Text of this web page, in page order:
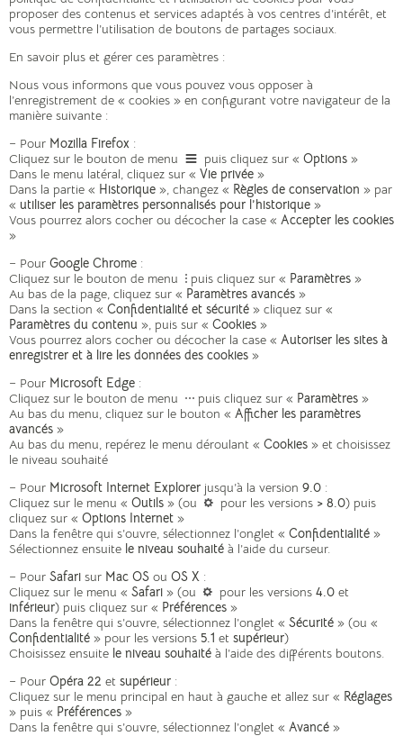
proposer des contenus et services adaptés à vos centres d’intérêt, et
vous permettre l’utilisation de boutons de partages sociaux.
En savoir plus et gérer ces paramètres :
Nous vous informons que vous pouvez vous opposer à
l’enregistrement de « cookies » en configurant votre navigateur de la
manière suivante :
– Pour Mozilla Firefox :
Cliquez sur le bouton de menu
puis cliquez sur « Options »
Dans le menu latéral, cliquez sur « Vie privée »
Dans la partie « Historique », changez « Règles de conservation » par
« utiliser les paramètres personnalisés pour l’historique »
Vous pourrez alors cocher ou décocher la case « Accepter les cookies
»
– Pour Google Chrome :
Cliquez sur le bouton de menu
puis cliquez sur « Paramètres »
Au bas de la page, cliquez sur « Paramètres avancés »
Dans la section « Confidentialité et sécurité » cliquez sur «
Paramètres du contenu », puis sur « Cookies »
Vous pourrez alors cocher ou décocher la case « Autoriser les sites à
enregistrer et à lire les données des cookies »
– Pour Microsoft Edge :
Cliquez sur le bouton de menu
puis cliquez sur « Paramètres »
Au bas du menu, cliquez sur le bouton « Afficher les paramètres
avancés »
Au bas du menu, repérez le menu déroulant « Cookies » et choisissez
le niveau souhaité
– Pour Microsoft Internet Explorer jusqu’à la version 9.0 :
Cliquez sur le menu « Outils » (ou pour les versions > 8.0) puis
cliquez sur « Options Internet »
Dans la fenêtre qui s’ouvre, sélectionnez l’onglet « Confidentialité »
Sélectionnez ensuite le niveau souhaité à l’aide du curseur.
– Pour Safari sur Mac OS ou OS X :
Cliquez sur le menu « Safari » (ou pour les versions 4.0 et
inférieur) puis cliquez sur « Préférences »
Dans la fenêtre qui s’ouvre, sélectionnez l’onglet « Sécurité » (ou «
Confidentialité » pour les versions 5.1 et supérieur)
Choisissez ensuite le niveau souhaité à l’aide des différents boutons.
– Pour Opéra 22 et supérieur :
Cliquez sur le menu principal en haut à gauche et allez sur « Réglages
» puis « Préférences »
Dans la fenêtre qui s’ouvre, sélectionnez l’onglet « Avancé »